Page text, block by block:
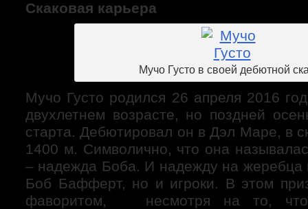
Скаковая карьера
Мучо Густо в своей дебютной
Мучо Густо родился 26 апреля 2016
двухлетнем возрасте, но поздней
старта. Дебютировал он в Дэл Маре, в
1400 м. Символично, что она
– надежда Боба. И надежду на жеребца
Боб Бафферт, но и игроки. В этом
фаворитом, несмотря на то, что